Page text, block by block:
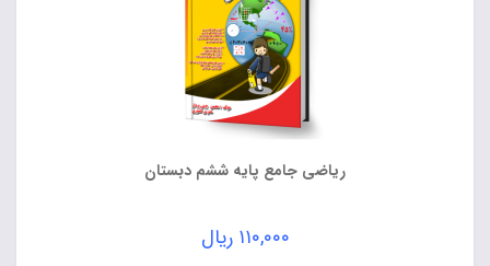
ریاضی جامع پایه ششم دبستان
۱۱۰,۰۰۰ ریال